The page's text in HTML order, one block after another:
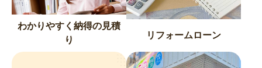
わかりやすく納得の見積
り
リフォームローン